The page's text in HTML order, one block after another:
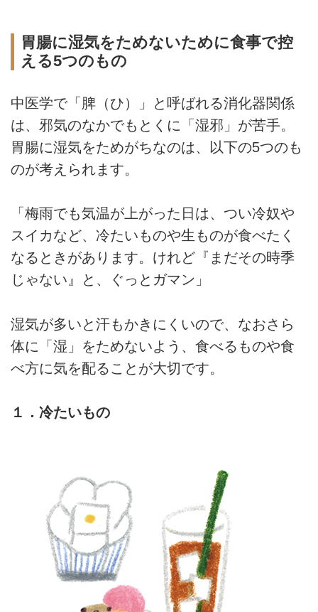
胃腸に湿気をためないために食事で控
える5つのもの
中医学で「脾（ひ）」と呼ばれる消化器関係
は、邪気のなかでもとくに「湿邪」が苦手。
胃腸に湿気をためがちなのは、以下の5つのも
のが考えられます。
「梅雨でも気温が上がった日は、つい冷奴や
スイカなど、冷たいものや生ものが食べたく
なるときがあります。けれど『まだその時季
じゃない』と、ぐっとガマン」
湿気が多いと汗もかきにくいので、なおさら
体に「湿」をためないよう、食べるものや食
べ方に気を配ることが大切です。
１．冷たいもの